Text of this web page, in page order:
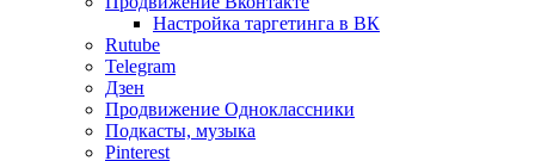
Настройка таргетинга в ВК
Rutube
Telegram
Дзен
Продвижение Одноклассники
Подкасты, музыка
Pinterest